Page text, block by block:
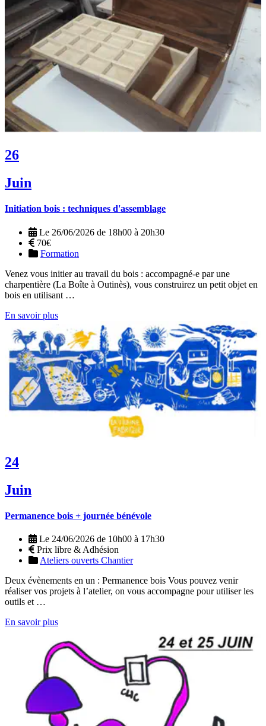
26
Juin
Initiation bois : techniques d'assemblage
Le 26/06/2026 de 18h00 à 20h30
70€
Formation
Venez vous initier au travail du bois : accompagné-e par une
charpentière (La Boîte à Outinès), vous construirez un petit objet en
bois en utilisant …
En savoir plus
24
Juin
Permanence bois + journée bénévole
Le 24/06/2026 de 10h00 à 17h30
Prix libre & Adhésion
Ateliers ouverts Chantier
Deux évènements en un : Permanence bois Vous pouvez venir
réaliser vos projets à l’atelier, on vous accompagne pour utiliser les
outils et …
En savoir plus